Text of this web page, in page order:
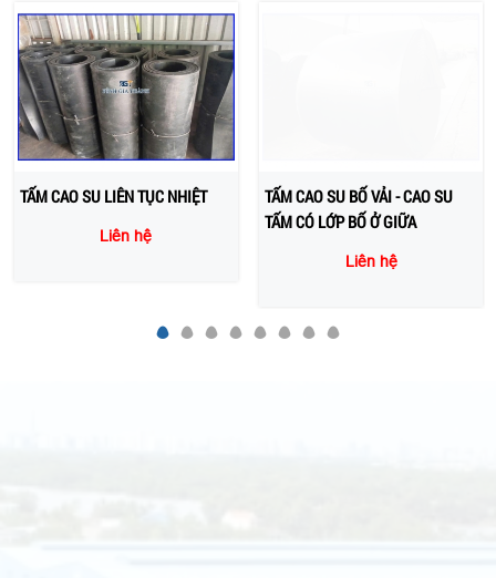
TẤM CAO SU LIÊN TỤC NHIỆT
Liên hệ
TẤM CAO SU BỐ VẢI - CAO SU
TẤM CÓ LỚP BỐ Ở GIỮA
Liên hệ